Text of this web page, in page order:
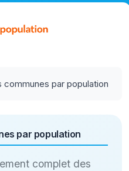
communes par population
par population
complet des